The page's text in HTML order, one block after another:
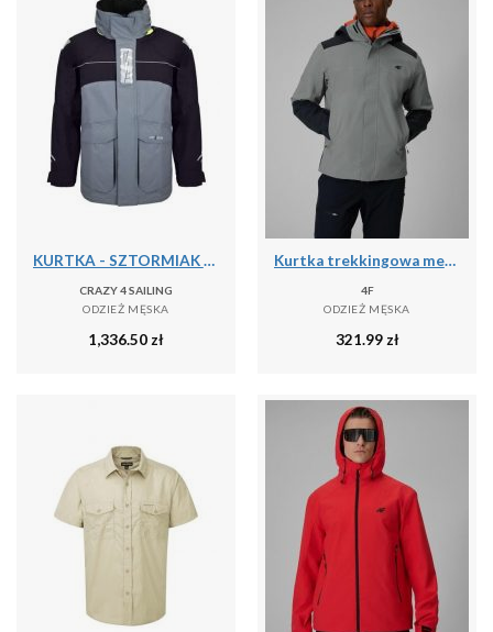
KURTKA - SZTORMIAK C4S BERGEN II CARBON/GRAFIT [M]
CRAZY 4 SAILING
ODZIEŻ MĘSKA
1,336.50 zł
Kurtka trekkingowa membrana 10000 męska 4F 4FRSS26TTJAM1269
4F
ODZIEŻ MĘSKA
321.99 zł